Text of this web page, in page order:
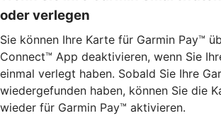
oder verlegen
Sie können Ihre Karte für Garmin Pay™
Connect™ App deaktivieren, wenn Sie
einmal verlegt haben. Sobald Sie Ihre
wiedergefunden haben, können Sie die
wieder für Garmin Pay™ aktivieren.